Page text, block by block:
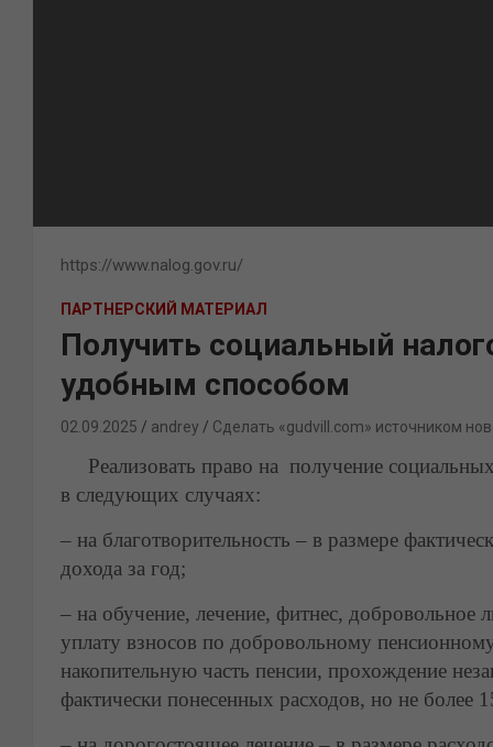
https://www.nalog.gov.ru/
ПАРТНЕРСКИЙ МАТЕРИАЛ
Получить социальный
удобным способом
02.09.2025 andrey Сделать «gudvill.com» источником
Реализовать право на получение
в следующих случаях:
– на благотворительность – в размере
дохода за год;
– на обучение, лечение, фитнес, добровольное
уплату взносов по добровольному
накопительную часть пенсии, прохождение
фактически понесенных расходов, но не более